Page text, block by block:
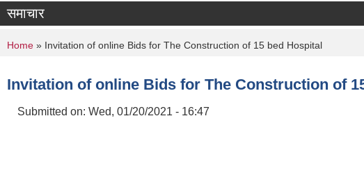
समाचार
You are here
Home » Invitation of online Bids for The Construction of 15 bed Hospital
Invitation of online Bids for The Construction of
Submitted on: Wed, 01/20/2021 - 16:47